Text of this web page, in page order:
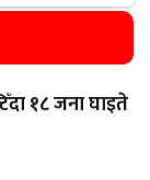
१८ जना घाइते